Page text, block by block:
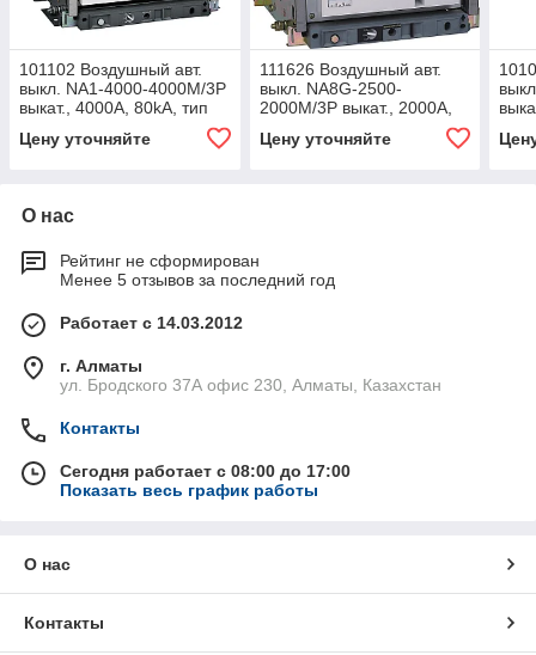
101102 Воздушный авт.
выкл. NA1-4000-4000M/3P
выкат., 4000A, 80kA, тип
Цену уточняйте
111626 Воздушный авт.
выкл. NA8G-2500-
2000M/3P выкат., 2000A,
Цену уточняйте
О нас
Рейтинг не сформирован
Менее 5 отзывов за последний год
Работает с 14.03.2012
г. Алматы
ул. Бродского 37А офис 230, Алматы, Казахстан
Контакты
Сегодня работает с 08:00 до 17:00
Показать весь график работы
О нас
Контакты